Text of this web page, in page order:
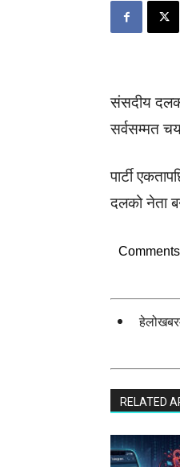
संसदीय
सर्वसम्मत
पार्टी
दलको नेता
Comments
RELATED